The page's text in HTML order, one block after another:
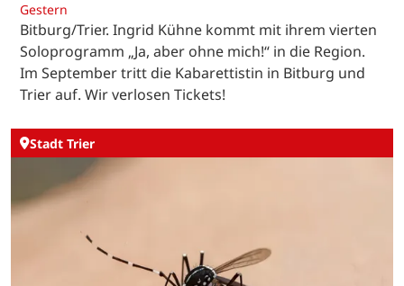
Gestern
Bitburg/Trier. Ingrid Kühne kommt mit ihrem vierten
Soloprogramm „Ja, aber ohne mich!“ in die Region.
Im September tritt die Kabarettistin in Bitburg und
Trier auf. Wir verlosen Tickets!
Stadt Trier